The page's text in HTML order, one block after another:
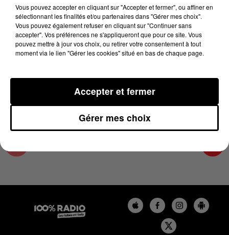
15 janvier 2025 - 4 min 16 sec
LES INFOS DE L'ARIEGE DU 15/01/2025 À
08H59
Podcasts infos de l'Ariège
Vous pouvez accepter en cliquant sur "Accepter et fermer", ou affiner en
sélectionnant les finalités et/ou partenaires dans "Gérer mes choix".
Vous pouvez également refuser en cliquant sur "Continuer sans
accepter". Vos préférences ne s'appliqueront que pour ce site. Vous
pouvez mettre à jour vos choix, ou retirer votre consentement à tout
moment via le lien "Gérer les cookies" situé en bas de chaque page.
Gérer mes choix
Accepter et fermer